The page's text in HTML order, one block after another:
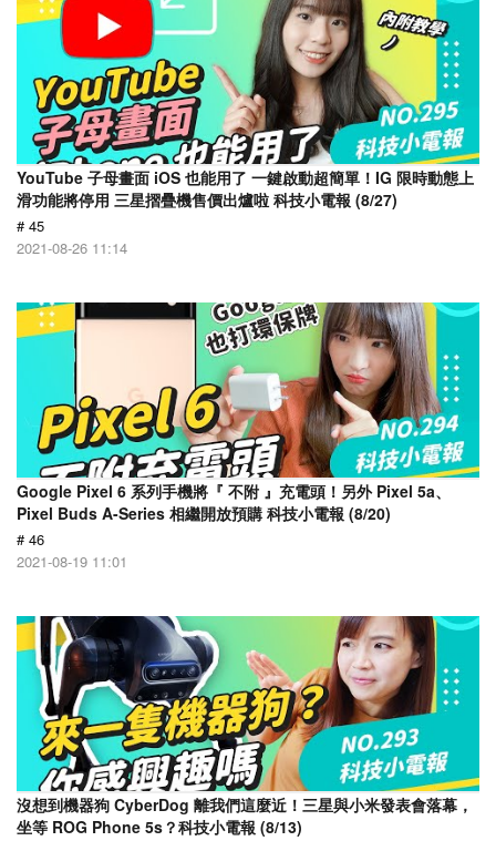
YouTube 子母畫面 iOS 也能用了 一鍵啟動超簡單！IG 限時動態上
滑功能將停用 三星摺疊機售價出爐啦 科技小電報 (8/27)
# 45
2021-08-26 11:14
Google Pixel 6 系列手機將『 不附 』充電頭！另外 Pixel 5a、
Pixel Buds A-Series 相繼開放預購 科技小電報 (8/20)
# 46
2021-08-19 11:01
沒想到機器狗 CyberDog 離我們這麼近！三星與小米發表會落幕，
坐等 ROG Phone 5s？科技小電報 (8/13)